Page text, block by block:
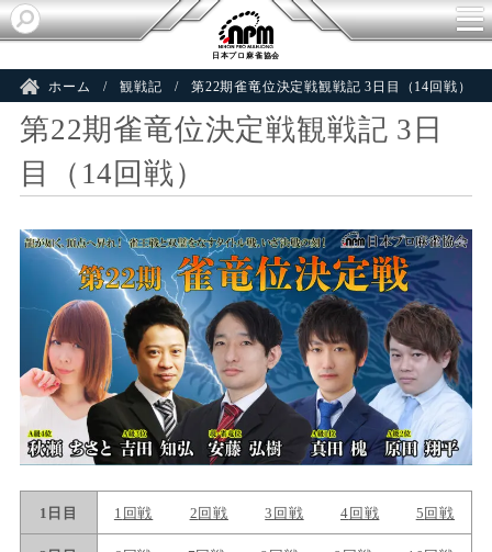
日本プロ麻雀協会
ホーム 観戦記 第22期雀竜位決定戦観戦記 3日目（14回戦）
第22期雀竜位決定戦観戦記 3日
目（14回戦）